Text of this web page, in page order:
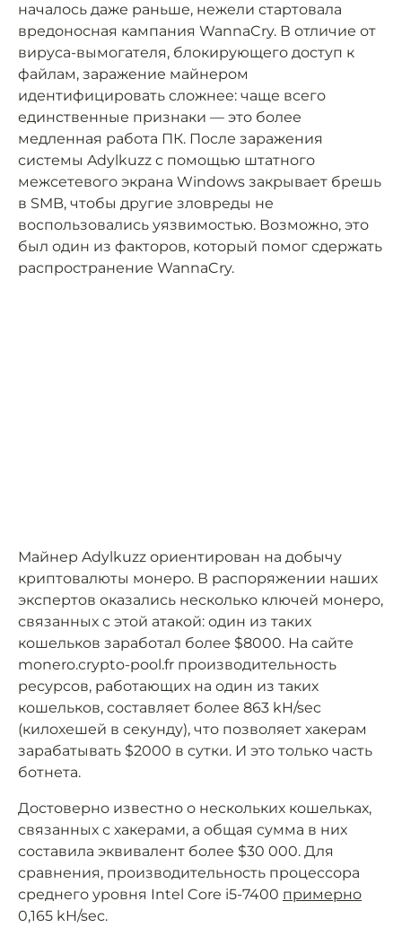
началось даже раньше, нежели стартовала
вредоносная кампания WannaCry. В отличие от
вируса-вымогателя, блокирующего доступ к
файлам, заражение майнером
идентифицировать сложнее: чаще всего
единственные признаки — это более
медленная работа ПК. После заражения
системы Adylkuzz с помощью штатного
межсетевого экрана Windows закрывает брешь
в SMB, чтобы другие зловреды не
воспользовались уязвимостью. Возможно, это
был один из факторов, который помог сдержать
распространение WannaCry.
Майнер Adylkuzz ориентирован на добычу
криптовалюты монеро. В распоряжении наших
экспертов оказались несколько ключей монеро,
связанных с этой атакой: один из таких
кошельков заработал более $8000. На сайте
monero.crypto-pool.fr производительность
ресурсов, работающих на один из таких
кошельков, составляет более 863 kH/sec
(килохешей в секунду), что позволяет хакерам
зарабатывать $2000 в сутки. И это только часть
ботнета.
Достоверно известно о нескольких кошельках,
связанных с хакерами, а общая сумма в них
составила эквивалент более $30 000. Для
сравнения, производительность процессора
среднего уровня Intel Core i5-7400 примерно
0,165 kH/sec.